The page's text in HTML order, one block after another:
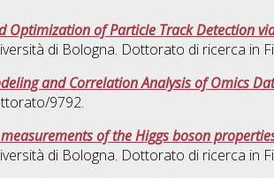
Optimization of Particle Track Detection
di Bologna. Dottorato di ricerca in
and Correlation Analysis of Omics
9792.
of the Higgs boson
di Bologna. Dottorato di ricerca in